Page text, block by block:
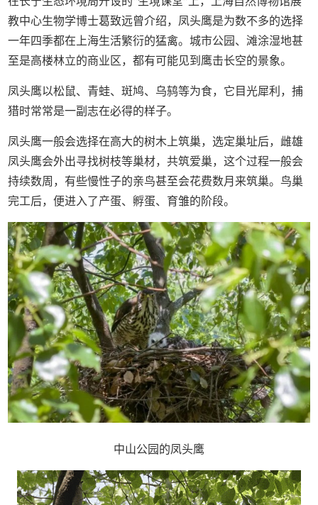
教中心生物学博士葛致远曾介绍，凤头鹰是为数不多的选择
一年四季都在上海生活繁衍的猛禽。城市公园、滩涂湿地甚
至是高楼林立的商业区，都有可能见到鹰击长空的景象。
凤头鹰以松鼠、青蛙、斑鸠、乌鸫等为食，它目光犀利，捕
猎时常常是一副志在必得的样子。
凤头鹰一般会选择在高大的树木上筑巢，选定巢址后，雌雄
凤头鹰会外出寻找树枝等巢材，共筑爱巢，这个过程一般会
持续数周，有些慢性子的亲鸟甚至会花费数月来筑巢。鸟巢
完工后，便进入了产蛋、孵蛋、育雏的阶段。
中山公园的凤头鹰